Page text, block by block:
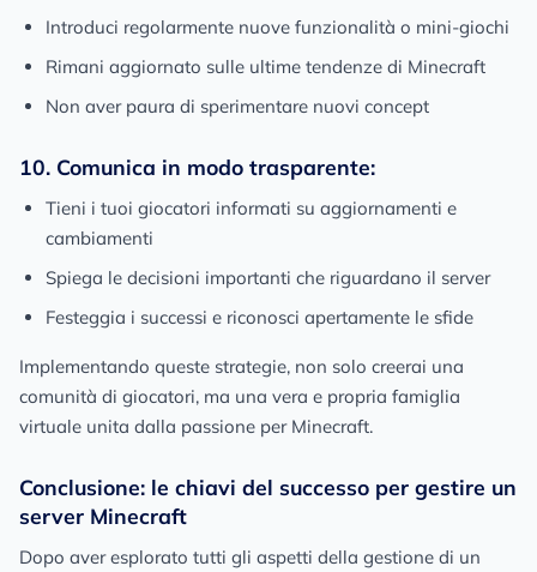
Introduci regolarmente nuove funzionalità o mini-giochi
Rimani aggiornato sulle ultime tendenze di Minecraft
Non aver paura di sperimentare nuovi concept
10. Comunica in modo trasparente:
Tieni i tuoi giocatori informati su aggiornamenti e
cambiamenti
Spiega le decisioni importanti che riguardano il server
Festeggia i successi e riconosci apertamente le sfide
Implementando queste strategie, non solo creerai una
comunità di giocatori, ma una vera e propria famiglia
virtuale unita dalla passione per Minecraft.
Conclusione: le chiavi del successo per gestire un
server Minecraft
Dopo aver esplorato tutti gli aspetti della gestione di un